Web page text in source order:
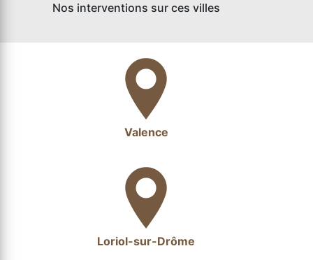
Nos interventions sur ces villes
Valence
Loriol-sur-Drôme